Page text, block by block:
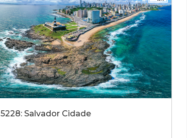
5228: Salvador Cidade